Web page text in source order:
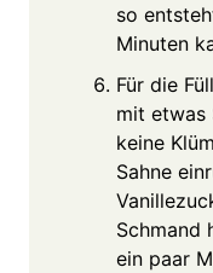
so
Minuten
Für die
mit etwas
keine
Sahne
Schmand
ein paar